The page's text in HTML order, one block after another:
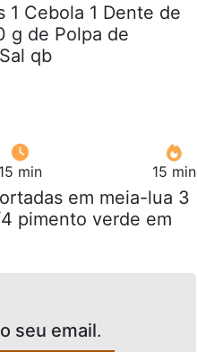
1 Cebola 1 Dente de
g de Polpa de
qb
15 min 15 min
em meia-lua 3
pimento verde em
seu email.